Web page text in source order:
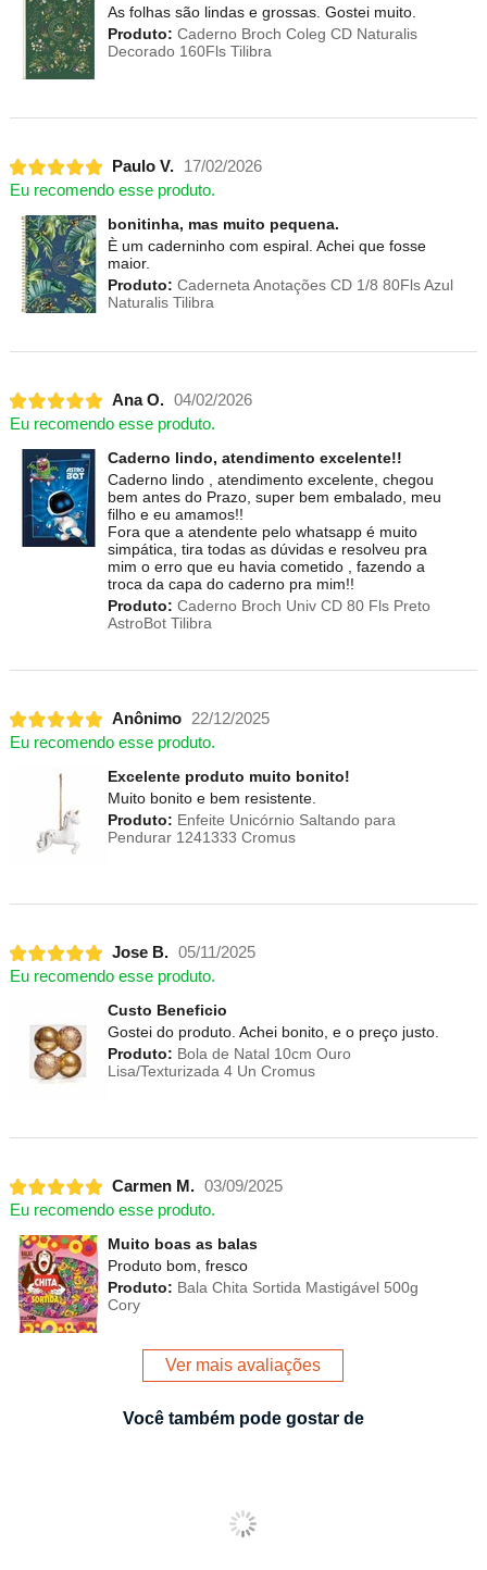
As folhas são lindas e grossas. Gostei muito.
Produto: Caderno Broch Coleg CD Naturalis
Decorado 160Fls Tilibra
Paulo V.
17/02/2026
Eu recomendo esse produto.
bonitinha, mas muito pequena.
È um caderninho com espiral. Achei que fosse
maior.
Produto: Caderneta Anotações CD 1/8 80Fls Azul
Naturalis Tilibra
Ana O. 04/02/2026
Eu recomendo esse produto.
Caderno lindo, atendimento excelente!!
Caderno lindo , atendimento excelente, chegou
bem antes do Prazo, super bem embalado, meu
filho e eu amamos!!
Fora que a atendente pelo whatsapp é muito
simpática, tira todas as dúvidas e resolveu pra
mim o erro que eu havia cometido , fazendo a
troca da capa do caderno pra mim!!
Produto: Caderno Broch Univ CD 80 Fls Preto
AstroBot Tilibra
Anônimo 22/12/2025
Eu recomendo esse produto.
Excelente produto muito bonito!
Muito bonito e bem resistente.
Produto: Enfeite Unicórnio Saltando para
Pendurar 1241333 Cromus
Jose B. 05/11/2025
Eu recomendo esse produto.
Custo Beneficio
Gostei do produto. Achei bonito, e o preço justo.
Produto: Bola de Natal 10cm Ouro
Lisa/Texturizada 4 Un Cromus
Carmen M. 03/09/2025
Eu recomendo esse produto.
Muito boas as balas
Produto bom, fresco
Produto: Bala Chita Sortida Mastigável 500g
Cory
Ver mais avaliações
Você também pode gostar de